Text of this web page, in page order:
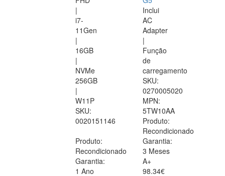
|
i7-
11Gen
|
16GB
|
NVMe
256GB
|
W11P
SKU:
0020151146
Produto:
Recondicionado
Garantia:
1 Ano
Inclui
AC
Adapter
|
Função
de
carregamento
SKU:
0270005020
MPN:
5TW10AA
Produto:
Recondicionado
Garantia:
3 Meses
A+
98.34€